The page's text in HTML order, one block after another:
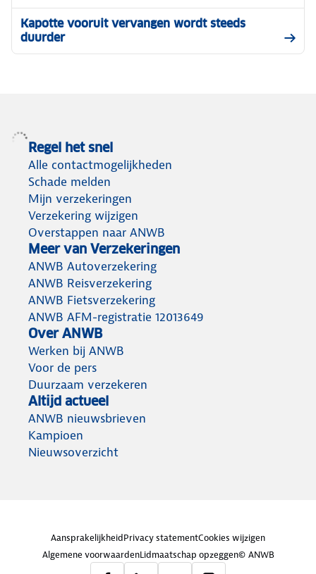
Kapotte vooruit vervangen wordt steeds
duurder
Regel het snel
Alle contactmogelijkheden
Schade melden
Mijn verzekeringen
Verzekering wijzigen
Overstappen naar ANWB
Meer van Verzekeringen
ANWB Autoverzekering
ANWB Reisverzekering
ANWB Fietsverzekering
ANWB AFM-registratie 12013649
Over ANWB
Werken bij ANWB
Voor de pers
Duurzaam verzekeren
Altijd actueel
ANWB nieuwsbrieven
Kampioen
Nieuwsoverzicht
AansprakelijkheidPrivacy statementCookies wijzigen
Algemene voorwaardenLidmaatschap opzeggen© ANWB